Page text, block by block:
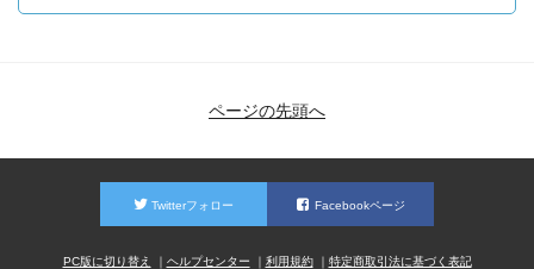
ページの先頭へ
Twitterフォロー Facebookページ
PC版に切り替え ヘルプセンター 利用規約 特定商取引法に基づく表記